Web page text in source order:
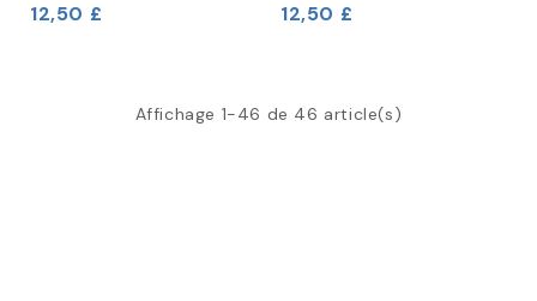
12,50 £ 12,50 £
Affichage 1-46 de 46 article(s)